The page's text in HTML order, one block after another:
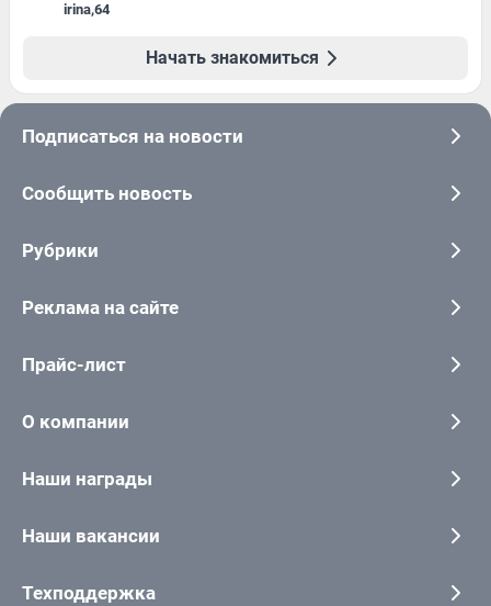
irina,64
Начать знакомиться
Подписаться на новости
Сообщить новость
Рубрики
Реклама на сайте
Прайс-лист
О компании
Наши награды
Наши вакансии
Техподдержка